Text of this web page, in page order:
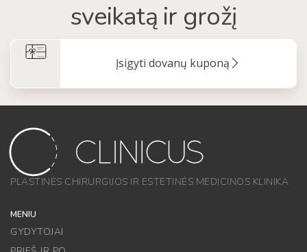
sveikatą ir grožį
Įsigyti dovanų kuponą
PLASTINĖS CHIRURGIJOS IR ESTETINĖS MEDICINOS KLINIKA
MENIU
GYDYTOJAI